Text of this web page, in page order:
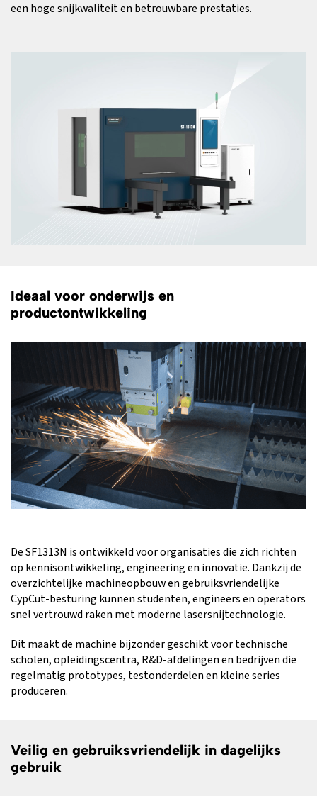
een hoge snijkwaliteit en betrouwbare prestaties.
Ideaal voor onderwijs en
productontwikkeling
De SF1313N is ontwikkeld voor organisaties die zich richten
op kennisontwikkeling, engineering en innovatie. Dankzij de
overzichtelijke machineopbouw en gebruiksvriendelijke
CypCut-besturing kunnen studenten, engineers en operators
snel vertrouwd raken met moderne lasersnijtechnologie.
Dit maakt de machine bijzonder geschikt voor technische
scholen, opleidingscentra, R&D-afdelingen en bedrijven die
regelmatig prototypes, testonderdelen en kleine series
produceren.
Veilig en gebruiksvriendelijk in dagelijks
gebruik